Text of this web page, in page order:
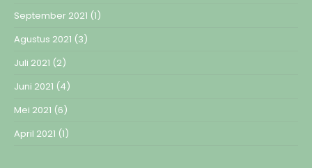
September 2021 (1)
Agustus 2021 (3)
Juli 2021 (2)
Juni 2021 (4)
Mei 2021 (6)
April 2021 (1)